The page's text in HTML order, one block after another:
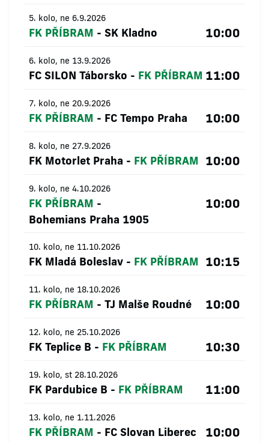
5. kolo, ne 6.9.2026
FK PŘÍBRAM - SK Kladno 10:00
6. kolo, ne 13.9.2026
FC SILON Táborsko - FK PŘÍBRAM 11:00
7. kolo, ne 20.9.2026
FK PŘÍBRAM - FC Tempo Praha 10:00
8. kolo, ne 27.9.2026
FK Motorlet Praha - FK PŘÍBRAM 10:00
9. kolo, ne 4.10.2026
FK PŘÍBRAM -
Bohemians Praha 1905
10:00
10. kolo, ne 11.10.2026
FK Mladá Boleslav - FK PŘÍBRAM 10:15
11. kolo, ne 18.10.2026
FK PŘÍBRAM - TJ Malše Roudné 10:00
12. kolo, ne 25.10.2026
FK Teplice B - FK PŘÍBRAM 10:30
19. kolo, st 28.10.2026
FK Pardubice B - FK PŘÍBRAM 11:00
13. kolo, ne 1.11.2026
FK PŘÍBRAM - FC Slovan Liberec 10:00